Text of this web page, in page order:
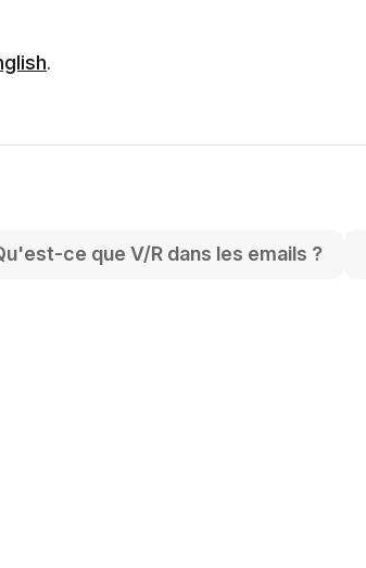
.
ce que V/R dans les emails ?